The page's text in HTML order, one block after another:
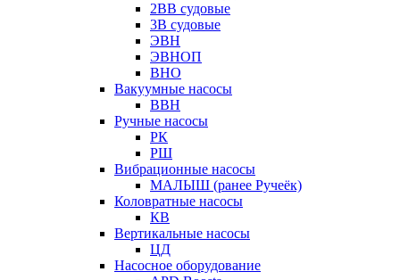
2ВВ судовые
3В судовые
ЭВН
ЭВНОП
ВНО
Вакуумные насосы
ВВН
Ручные насосы
РК
РШ
Вибрационные насосы
МАЛЫШ (ранее Ручеёк)
Коловратные насосы
КВ
Вертикальные насосы
ЦД
Насосное оборудование